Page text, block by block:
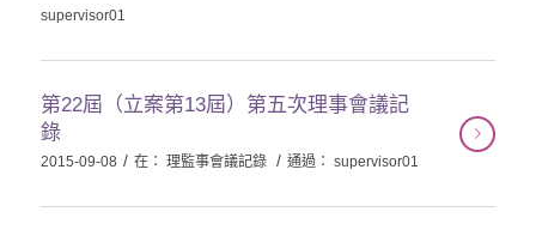
supervisor01
第22屆（立案第13屆）第五次理事會議記
錄
2015-09-08 / 在： 理監事會議記錄 / 通過： supervisor01